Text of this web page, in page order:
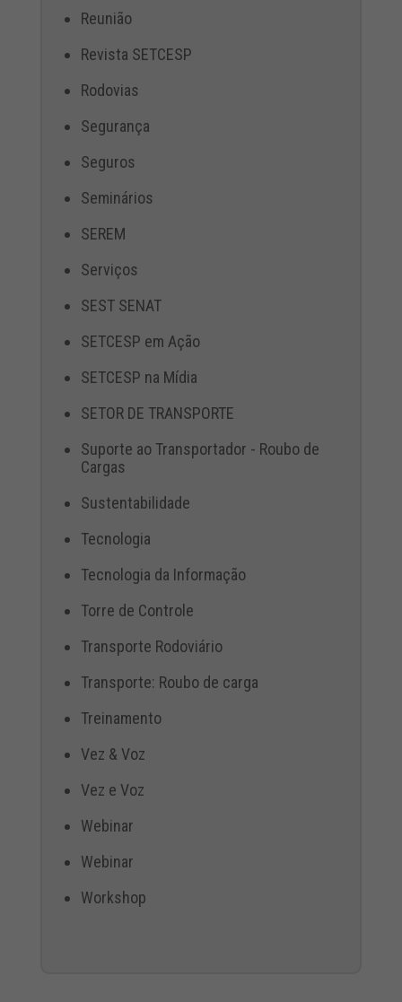
Reunião
Revista SETCESP
Rodovias
Segurança
Seguros
Seminários
SEREM
Serviços
SEST SENAT
SETCESP em Ação
SETCESP na Mídia
SETOR DE TRANSPORTE
Suporte ao Transportador - Roubo de
Cargas
Sustentabilidade
Tecnologia
Tecnologia da Informação
Torre de Controle
Transporte Rodoviário
Transporte: Roubo de carga
Treinamento
Vez & Voz
Vez e Voz
Webinar
Webinar
Workshop